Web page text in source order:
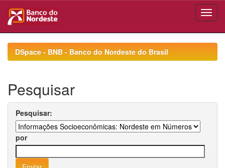
navigationDSpace - BNB - Banco do Nordeste do Brasil
Pesquisar
Pesquisar:
por